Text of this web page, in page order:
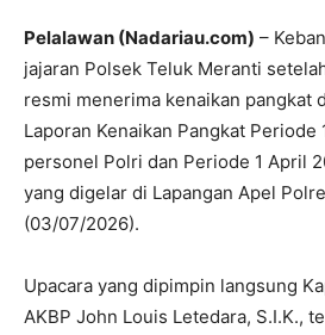
Pelalawan (Nadariau.com) –
jajaran Polsek Teluk Meranti
resmi menerima kenaikan pangkat
Laporan Kenaikan Pangkat Periode
personel Polri dan Periode 1 April
yang digelar di Lapangan Apel
(03/07/2026).
Upacara yang dipimpin langsung
AKBP John Louis Letedara, S.I.K.,